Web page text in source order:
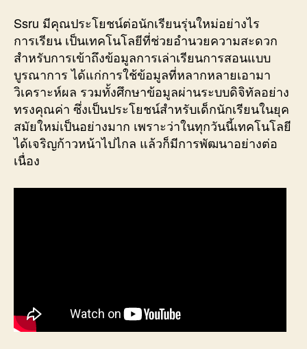
Ssru มีคุณประโยชน์ต่อนักเรียนรุ่นใหม่อย่างไร
การเรียน เป็นเทคโนโลยีที่ช่วยอำนวยความสะดวก
สำหรับการเข้าถึงข้อมูลการเล่าเรียนการสอนแบบ
บูรณาการ ได้แก่การใช้ข้อมูลที่หลากหลายเอามา
วิเคราะห์ผล รวมทั้งศึกษาข้อมูลผ่านระบบดิจิทัลอย่าง
ทรงคุณค่า ซึ่งเป็นประโยชน์สำหรับเด็กนักเรียนในยุค
สมัยใหม่เป็นอย่างมาก เพราะว่าในทุกวันนี้เทคโนโลยี
ได้เจริญก้าวหน้าไปไกล แล้วก็มีการพัฒนาอย่างต่อ
เนื่อง